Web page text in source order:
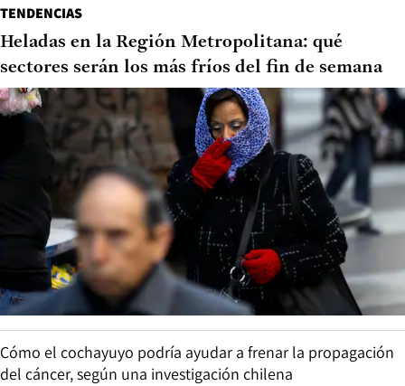
TENDENCIAS
Heladas en la Región Metropolitana: qué
sectores serán los más fríos del fin de semana
Cómo el cochayuyo podría ayudar a frenar la propagación
del cáncer, según una investigación chilena